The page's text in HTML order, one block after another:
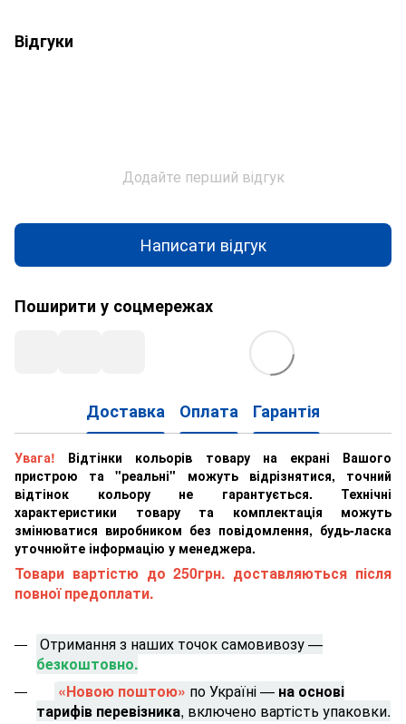
Відгуки
Додайте перший відгук
Написати відгук
Поширити у соцмережах
Доставка Оплата Гарантія
Увага! Відтінки кольорів товару на екрані Вашого
пристрою та "реальні" можуть відрізнятися, точний
відтінок кольору не гарантується. Технічні
характеристики товару та комплектація можуть
змінюватися виробником без повідомлення, будь-ласка
уточнюйте інформацію у менеджера.
Товари вартістю до 250грн. доставляються після
повної предоплати.
Отримання з наших точок самовивозу —
безкоштовно.
«Новою поштою» по Україні — на основі
тарифів перевізника, включено вартість упаковки.